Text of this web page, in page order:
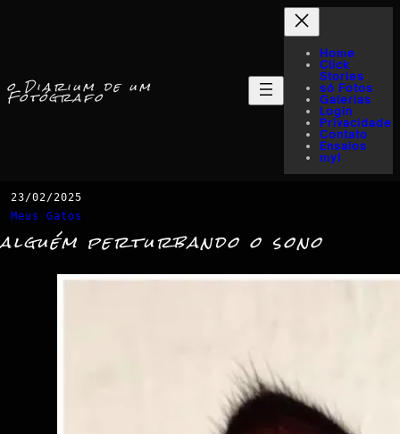
o Diarium de um
Fotógrafo
Home
Click
Stories
só Fotos
Galerias
Login
Privacidade
Contato
Ensaios
myI
23/02/2025
Meus Gatos
alguém perturbando o sono